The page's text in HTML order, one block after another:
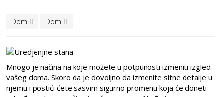
Dom Dom
Mnogo je načina na koje možete u potpunosti izmeniti izgled
vašeg doma. Skoro da je dovoljno da izmenite sitne detalje u
njemu i postići ćete sasvim sigurno promenu koja će doneti